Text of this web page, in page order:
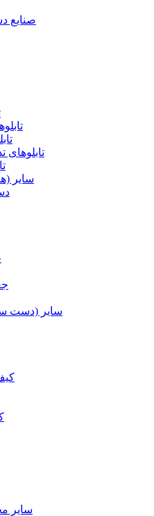
صنایع
تابلوهای
سایر
سایر (دست
سایر